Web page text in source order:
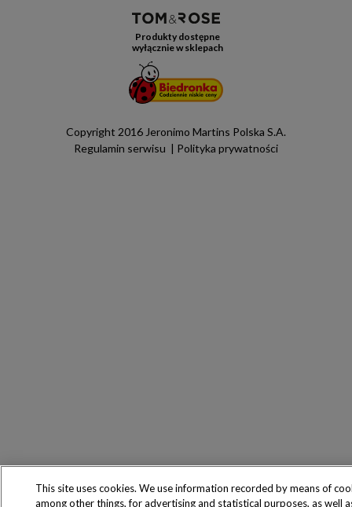
Produkty dostępne
wyłącznie w sklepach
Copyright 2016 Jeronimo Martins Polska S.A.
Regulamin serwisu
Polityka prywatności
This site uses cookies. We use information recorded by means of
among other things, for advertising and statistical purposes, as well